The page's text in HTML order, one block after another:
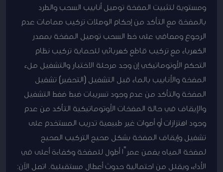
ومستوية لتثبيت المضخة توصيل أنابيب السحب والطرد
بالمضخة مع التأكد من إحكام الوصلات تركيب صمامات عدم
الرجوع ومصافي على خط السحب توصيل المضخة بمصدر
الكهرباء مع تركيب قاطع كهربائي للحماية تركيب نظام
التحكم الأوتوماتيكي إن وجد مرحلة الاختبار والتشغيل ملء
المضخة والأنابيب بالماء قبل التشغيل (التحضير) تشغيل
المضخة والتأكد من عدم وجود تسريبات ضبط ضغط التشغيل
والإيقاف في حالة المضخات الأوتوماتيكية التأكد من عدم
وجود اهتزازات أو أصوات غير طبيعية تدريب المستخدم على
تشغيل وإيقاف المضخة بشكل صحيح التركيب الصحيح
لمضخة المياه يضمن عمرًا أطول للمضخة وكفاءة أعلى في
الأداء، ويقلل من احتمالية حدوث أعطال مستقبلية. اتصل الآن: